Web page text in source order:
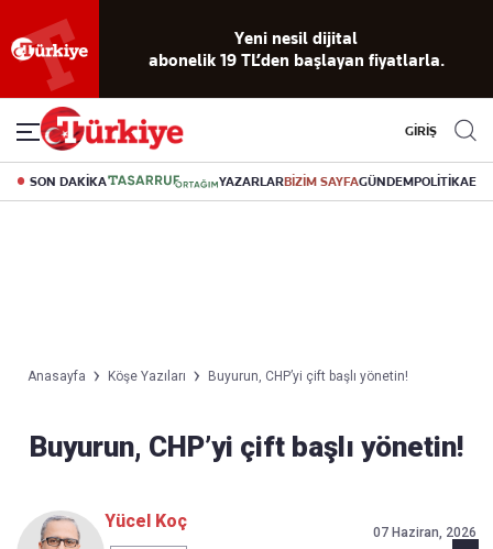
Yeni nesil dijital
abonelik 19 TL’den başlayan fiyatlarla.
GİRİŞ
SON DAKİKA YAZARLARBİZİM SAYFAGÜNDEMPOLİTİKA
Anasayfa Köşe Yazıları Buyurun, CHP’yi çift başlı yönetin!
Buyurun, CHP’yi çift başlı yönetin!
Yücel Koç
07 Haziran, 2026